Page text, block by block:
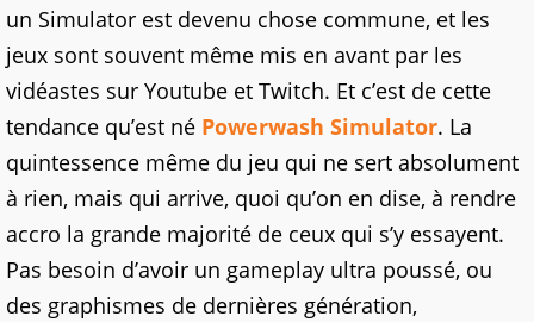
un Simulator est devenu chose commune, et les
jeux sont souvent même mis en avant par les
vidéastes sur Youtube et Twitch. Et c’est de cette
tendance qu’est né Powerwash Simulator. La
quintessence même du jeu qui ne sert absolument
à rien, mais qui arrive, quoi qu’on en dise, à rendre
accro la grande majorité de ceux qui s’y essayent.
Pas besoin d’avoir un gameplay ultra poussé, ou
des graphismes de dernières génération,